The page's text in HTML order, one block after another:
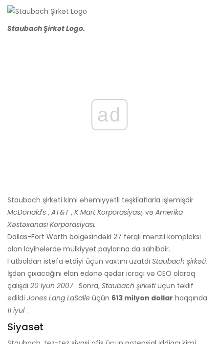
Staubach Şirkət Logo.
ad
Staubach şirkəti kimi əhəmiyyətli təşkilatlarla işləmişdir
McDonald's , AT&T , K Mart Korporasiyası, və Amerika
Xəstəxanası Korporasiyası.
Dallas-Fort Worth bölgəsindəki 27 fərqli mənzil kompleksi
olan layihələrdə mülkiyyət paylarına da sahibdir.
Futboldan istefa etdiyi üçün vaxtını uzatdı Staubach şirkəti.
İşdən çıxacağını elan edənə qədər icraçı və CEO olaraq
çalışdı 20 iyun 2007 . Sonra, Staubach şirkətiüçün təklif
edildi Jones Lang LaSalle üçün 613 milyon dollar haqqında
11 iyul.
Siyasət